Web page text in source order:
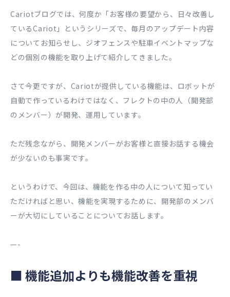
Cariotブログでは、何度か「お客様の要望から、日々改善し
ているCariot」というシリーズで、毎月のアップデート内容
についてお知らせし、ジオフェンスや駐車イベントマップな
どの個別の機能を取り上げて紹介してきました。
さて今更ですが、Cariotが提供している機能は、ロボットが
自動で作っているわけではなく、フレクトの中の人（開発部
のメンバー）が開発、運用しています。
ただ残念ながら、開発メンバーがお客様と直接お話する機会
が少ないのも事実です。
というわけで、今回は、機能を作る中の人について知ってい
ただければと思い、機能を実現するために、開発部のメンバ
ーが大切にしていることについてお話します。
—-
■ 機能追加よりも機能改善を重視